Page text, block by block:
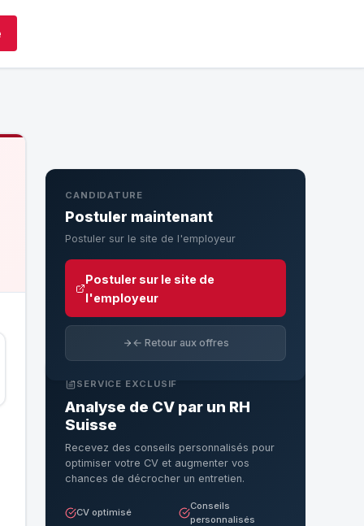
CANDIDATURE
Postuler maintenant
Postuler sur le site de l'employeur
Postuler sur le site de
l'employeur
← Retour aux offres
SERVICE EXCLUSIF
Analyse de CV par un RH
Suisse
Recevez des conseils personnalisés pour
optimiser votre CV et augmenter vos
chances de décrocher un entretien.
CV optimisé
Conseils
personnalisés